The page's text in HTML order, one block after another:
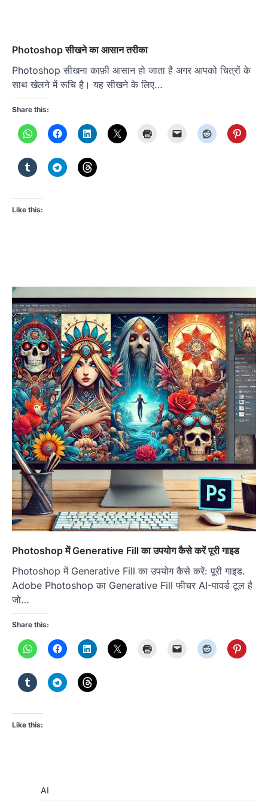
Photoshop सीखने का आसान तरीका
Photoshop सीखना काफ़ी आसान हो जाता है अगर आपको चित्रों के
साथ खेलने में रूचि है। यह सीखने के लिए…
Share this:
Like this:
Photoshop में Generative Fill का उपयोग कैसे करें पूरी गाइड
Photoshop में Generative Fill का उपयोग कैसे करें: पूरी गाइड.
Adobe Photoshop का Generative Fill फीचर AI-पावर्ड टूल है
जो…
Share this:
Like this:
AI